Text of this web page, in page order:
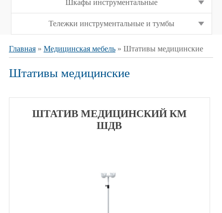
Шкафы инструментальные
Тележки инструментальные и тумбы
Главная» Медицинская мебель» Штативы медицинские
Штативы медицинские
ШТАТИВ МЕДИЦИНСКИЙ КМ
ШДВ